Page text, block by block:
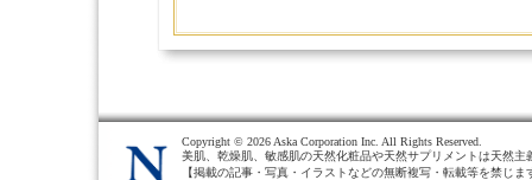
Copyright © 2026 Aska Corporation Inc. All Rights Reserved.
美肌、乾燥肌、敏感肌の天然化粧品や天然サプリメントは天然主
【掲載の記事・写真・イラストなどの無断複写・転載等を禁じま